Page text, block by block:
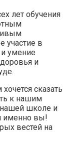
лет обучения
участие в
умение
и
сказать
к нашим
школе и
именно вы!
вестей на